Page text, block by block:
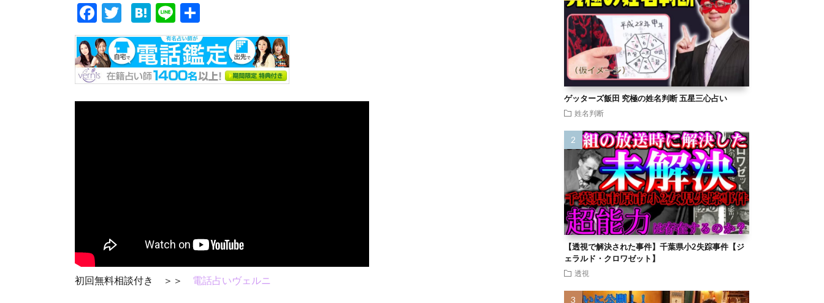
F
ac
e
b
o
T
w
itt
er
H
at
e
n
a
Li
n
e
有
初回無料相談付き ＞＞ 電話占いヴェルニ
ゲッターズ飯田 究極の姓名判断 五星三心占い
姓名判断
【透視で解決された事件】千葉県小2失踪事件【ジ
ェラルド・クロワゼット】
透視